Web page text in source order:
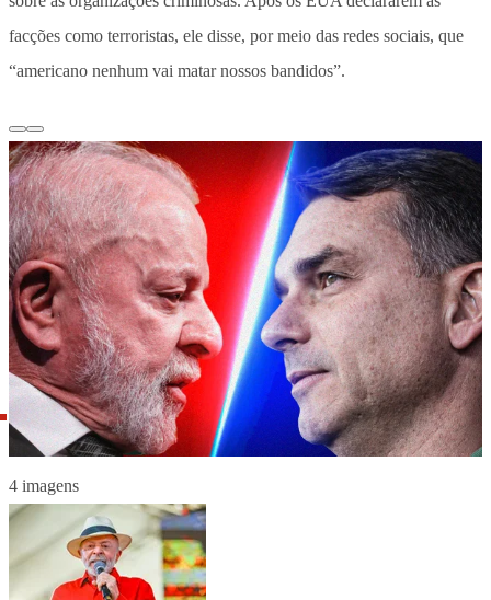
facções como terroristas, ele disse, por meio das redes sociais, que
“americano nenhum vai matar nossos bandidos”.
4 imagens